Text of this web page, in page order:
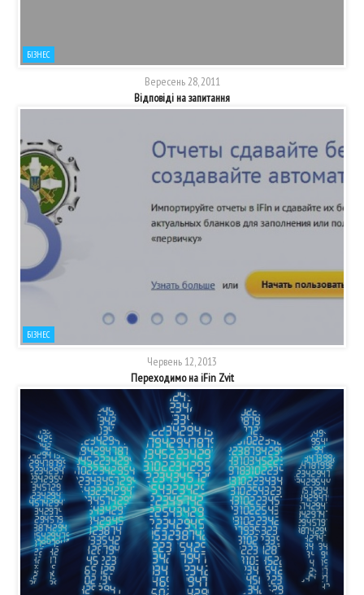
БІЗНЕС
Вересень 28, 2011
Відповіді на запитання
БІЗНЕС
Червень 12, 2013
Переходимо на iFin Zvit